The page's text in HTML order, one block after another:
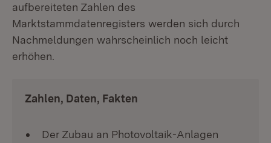
aufbereiteten Zahlen des
Marktstammdatenregisters werden sich durch
Nachmeldungen wahrscheinlich noch leicht
erhöhen.
Zahlen, Daten, Fakten
Der Zubau an Photovoltaik-Anlagen